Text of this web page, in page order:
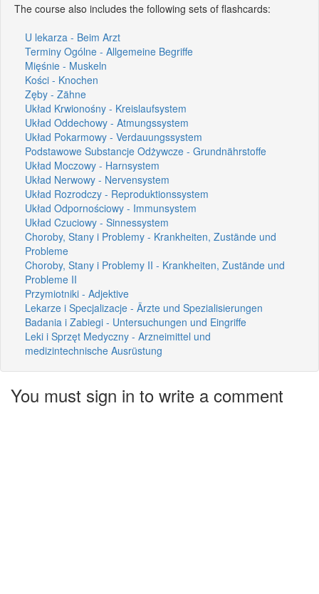
The course also includes the following sets of flashcards:
U lekarza - Beim Arzt
Terminy Ogólne - Allgemeine Begriffe
Mięśnie - Muskeln
Kości - Knochen
Zęby - Zähne
Układ Krwionośny - Kreislaufsystem
Układ Oddechowy - Atmungssystem
Układ Pokarmowy - Verdauungssystem
Podstawowe Substancje Odżywcze - Grundnährstoffe
Układ Moczowy - Harnsystem
Układ Nerwowy - Nervensystem
Układ Rozrodczy - Reproduktionssystem
Układ Odpornościowy - Immunsystem
Układ Czuciowy - Sinnessystem
Choroby, Stany i Problemy - Krankheiten, Zustände und
Probleme
Choroby, Stany i Problemy II - Krankheiten, Zustände und
Probleme II
Przymiotniki - Adjektive
Lekarze i Specjalizacje - Ärzte und Spezialisierungen
Badania i Zabiegi - Untersuchungen und Eingriffe
Leki i Sprzęt Medyczny - Arzneimittel und
medizintechnische Ausrüstung
You must sign in to write a comment